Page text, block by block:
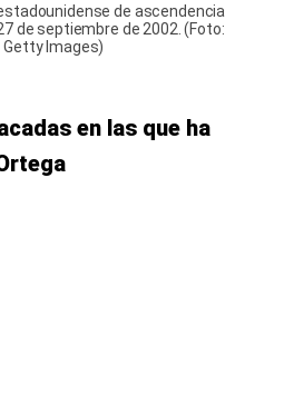
de ascendencia
de septiembre de 2002. (Foto:
Images)
en las que ha